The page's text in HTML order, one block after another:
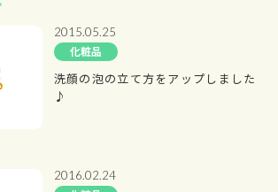
2015.05.25
化粧品
洗顔の泡の立て方をアップしました
♪
2016.02.24